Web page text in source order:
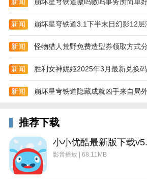
功能介绍
让电脑主机为你赚钱
可将你电脑上珍藏的游戏或者应用
活，什么话费网费都靠它了
游戏试玩平台
道，不会担心版本泄露等问题
安全的私有游戏仓库
让你电脑内的游戏不再受到地理位
起手机随时畅玩，网游挂机神器
新闻 崩坏星穹铁道嗷呜嗷呜事务所简单
新闻 崩坏星穹铁道3.1下半末日幻影12
新闻 怪物猎人荒野免费造型券领取方式
新闻 胜利女神妮姬2025年3月最新兑换
新闻 崩坏星穹铁道隐藏成就凶手来自局
推荐下载
影音播放 | 68.11MB